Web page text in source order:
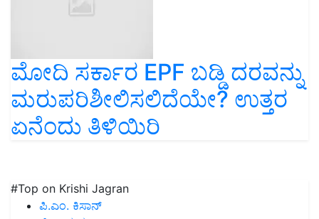
ಮೋದಿ ಸರ್ಕಾರ EPF ಬಡ್ಡಿ ದರವನ್ನು
ಮರುಪರಿಶೀಲಿಸಲಿದೆಯೇ? ಉತ್ತರ
ಏನೆಂದು ತಿಳಿಯಿರಿ
#Top on Krishi Jagran
ಪಿ.ಎಂ. ಕಿಸಾನ್